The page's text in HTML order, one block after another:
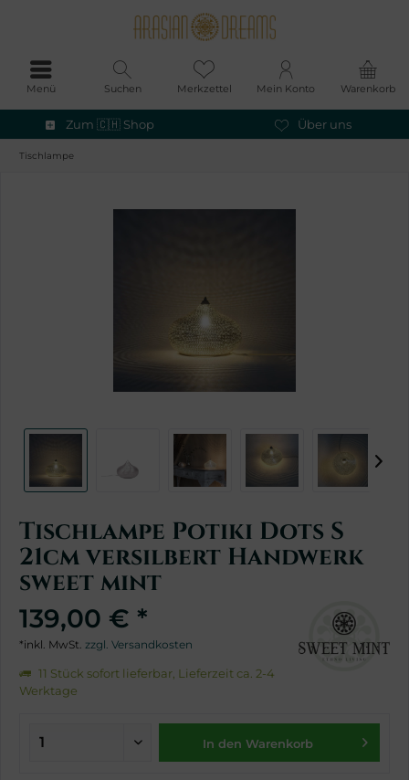
Zum 🇨🇭 Shop Über uns
Menü Warenkorb
Merkzettel Mein Konto
Suchen
Tischlampe
Tischlampe Potiki Dots S
21cm versilbert Handwerk
sweet mint
139,00 € *
*inkl. MwSt. zzgl. Versandkosten
11 Stück sofort lieferbar, Lieferzeit ca. 2-4
Werktage
In den Warenkorb